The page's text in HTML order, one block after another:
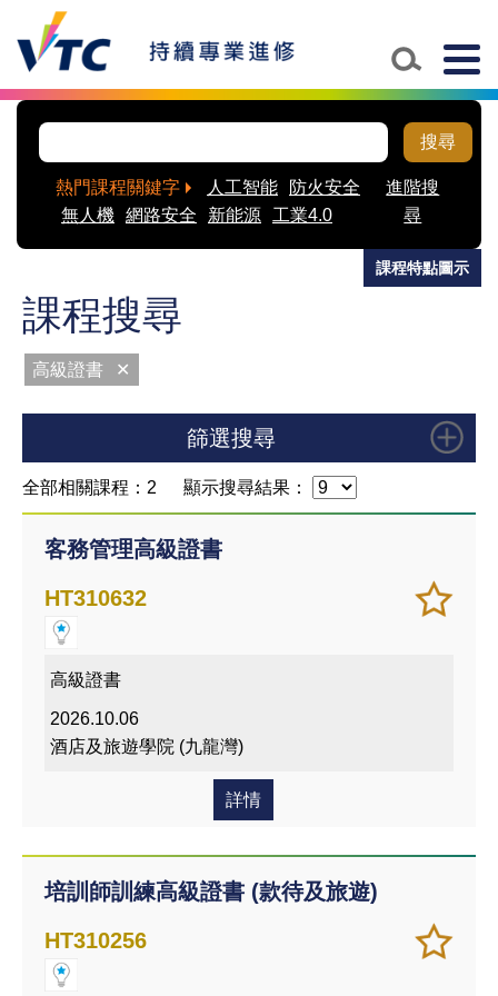
Skip to main content
搜尋
熱門課程關鍵字 人工智能
防火安全
無人機 網路安全 新能源 工業4.0
進階搜
尋
課程搜尋
高級證書 ✕
篩選搜尋
全部相關課程：2 顯示搜尋結果：
客務管理高級證書
加
入/
儲存
課程
HT310632
高級證書
2026.10.06
酒店及旅遊學院 (九龍灣)
詳情
培訓師訓練高級證書 (款待及旅遊)
加
入/
儲存
課程
HT310256
課程特點圖示